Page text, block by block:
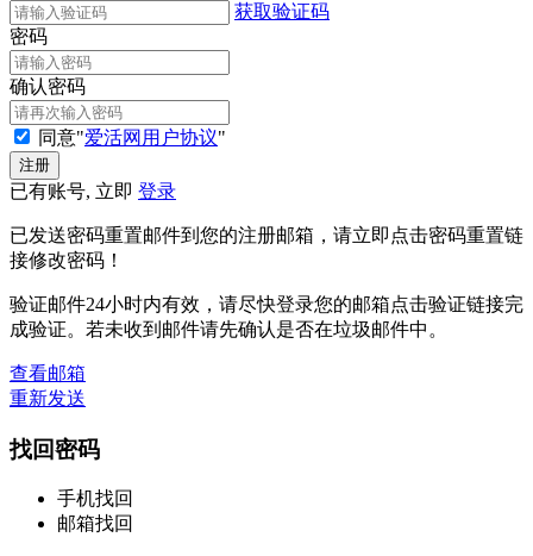
获取验证码
密码
确认密码
同意"爱活网用户协议"
已有账号, 立即 登录
已发送密码重置邮件到您的注册邮箱，请立即点击密码重置链
接修改密码！
验证邮件24小时内有效，请尽快登录您的邮箱点击验证链接完
成验证。若未收到邮件请先确认是否在垃圾邮件中。
查看邮箱
重新发送
找回密码
手机找回
邮箱找回